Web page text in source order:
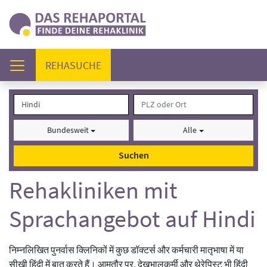
REHASUCHE(AKTUELL)
Bundesweit Alle
Suchen
Rehakliniken mit
Sprachangebot auf Hindi
निम्नलिखित पुनर्वास क्लिनिकों में कुछ डॉक्टर्स और कर्मचारी मातृभाषा में या
सीखी हिंदी में बात करते हैं। आमतौर पर, देखभालकर्मी और थेरेपिस्ट भी हिंदी